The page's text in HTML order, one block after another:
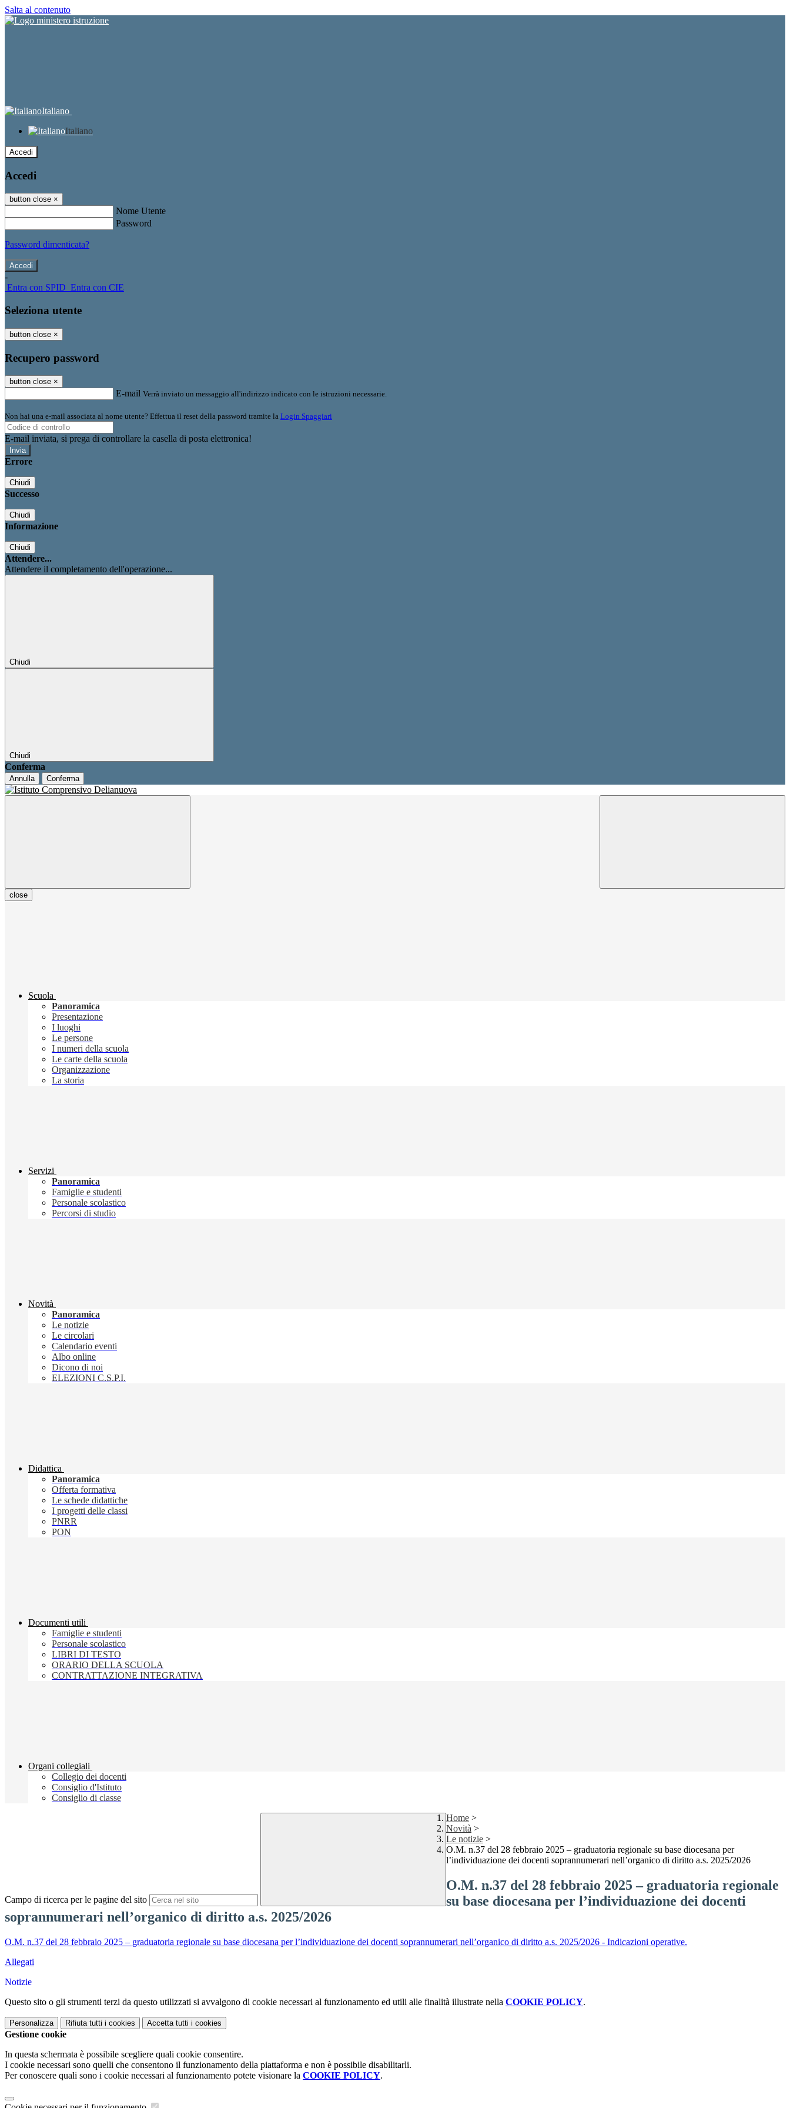
Salta al contenuto
Italiano
Italiano
Accedi
Accedi
button close ×
Nome Utente
Password
Password dimenticata?
-
Entra con SPID Entra con CIE
Seleziona utente
button close ×
Recupero password
button close ×
E-mail Verrà inviato un messaggio all'indirizzo indicato con le istruzioni necessarie.
Non hai una e-mail associata al nome utente? Effettua il reset della password tramite la Login Spaggiari
E-mail inviata, si prega di controllare la casella di posta elettronica!
Errore
Chiudi
Successo
Chiudi
Informazione
Chiudi
Attendere...
Attendere il completamento dell'operazione...
Chiudi
Chiudi
Conferma
Annulla Conferma
close
Scuola
Panoramica
Presentazione
I luoghi
Le persone
I numeri della scuola
Le carte della scuola
Organizzazione
La storia
Servizi
Panoramica
Famiglie e studenti
Personale scolastico
Percorsi di studio
Novità
Panoramica
Le notizie
Le circolari
Calendario eventi
Albo online
Dicono di noi
ELEZIONI C.S.P.I.
Didattica
Panoramica
Offerta formativa
Le schede didattiche
I progetti delle classi
PNRR
PON
Documenti utili
Famiglie e studenti
Personale scolastico
LIBRI DI TESTO
ORARIO DELLA SCUOLA
CONTRATTAZIONE INTEGRATIVA
Organi collegiali
Collegio dei docenti
Consiglio d'Istituto
Consiglio di classe
Campo di ricerca per le pagine del sito
Home >
Novità >
Le notizie >
O.M. n.37 del 28 febbraio 2025 – graduatoria regionale su base diocesana per
l’individuazione dei docenti soprannumerari nell’organico di diritto a.s. 2025/2026
O.M. n.37 del 28 febbraio 2025 – graduatoria regionale
su base diocesana per l’individuazione dei docenti
soprannumerari nell’organico di diritto a.s. 2025/2026
O.M. n.37 del 28 febbraio 2025 – graduatoria regionale su base diocesana per l’individuazione dei docenti soprannumerari nell’organico di diritto a.s. 2025/2026 - Indicazioni operative.
Allegati
Notizie
Questo sito o gli strumenti terzi da questo utilizzati si avvalgono di cookie necessari al funzionamento ed utili alle finalità illustrate nella COOKIE POLICY.
Personalizza Rifiuta tutti i cookies Accetta tutti i cookies
Gestione cookie
In questa schermata è possibile scegliere quali cookie consentire.
I cookie necessari sono quelli che consentono il funzionamento della piattaforma e non è possibile disabilitarli.
Per conoscere quali sono i cookie necessari al funzionamento potete visionare la COOKIE POLICY.